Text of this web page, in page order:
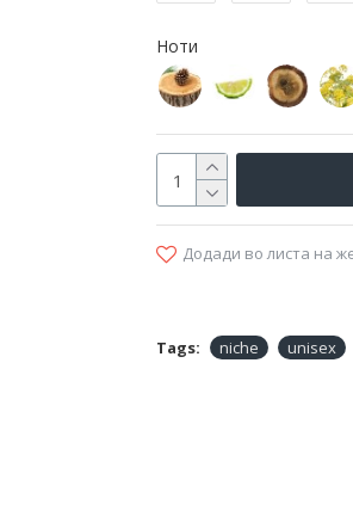
Ноти
Додади во листа на
Tags: niche unisex